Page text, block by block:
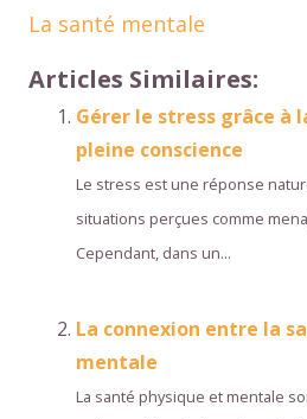
La santé mentale
Articles Similaires:
Gérer le stress grâce à
pleine conscience
Le stress est une réponse
situations perçues comme
Cependant, dans un...
La connexion entre la
mentale
La santé physique et mentale